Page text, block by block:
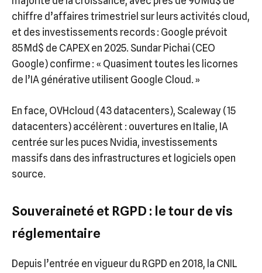
chiffre d’affaires trimestriel sur leurs activités cloud,
et des investissements records : Google prévoit
85 Md$ de CAPEX en 2025. Sundar Pichai (CEO
Google) confirme : « Quasiment toutes les licornes
de l’IA générative utilisent Google Cloud. »
En face, OVHcloud (43 datacenters), Scaleway (15
datacenters) accélèrent : ouvertures en Italie, IA
centrée sur les puces Nvidia, investissements
massifs dans des infrastructures et logiciels open
source.
Souveraineté et RGPD : le tour de vis
réglementaire
Depuis l’entrée en vigueur du RGPD en 2018, la CNIL